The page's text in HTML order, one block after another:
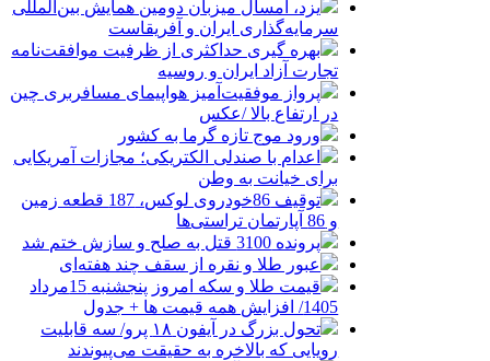
یزد، امسال میزبان دومین همایش بین‌المللی
سرمایه‌گذاری ایران و آفریقاست
بهره گیری حداکثری از ظرفیت موافقت‌نامه
تجارت آزاد ایران و روسیه
پرواز موفقیت‌آمیز هواپیمای مسافربری چین
در ارتفاع بالا /عکس
ورود موج تازه گرما به کشور
اعدام با صندلی الکتریکی؛ مجازات آمریکایی
برای خیانت به وطن
توقیف 86خودروی لوکس، 187 قطعه زمین
و 86 آپارتمان تراستی‌ها
پرونده 3100 قتل به صلح و سازش ختم شد
عبور طلا و نقره از سقف چند هفته‌ای
قیمت طلا و سکه امروز پنجشنبه 15مرداد
1405/ افزایش همه قیمت ها + جدول
تحول بزرگ در آیفون ۱۸ پرو/ سه قابلیت
رویایی که بالاخره به حقیقت می‌پیوندند